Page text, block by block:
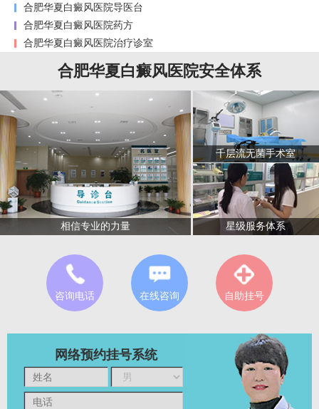
合肥华夏白癜风医院导医台
合肥华夏白癜风医院药方
合肥华夏白癜风医院治疗诊室
合肥华夏白癜风医院安全体系
相信专业的力量
千层流无菌手术室
星级服务体系
咨询电话 在线咨询 自助挂号
网络预约挂号系统